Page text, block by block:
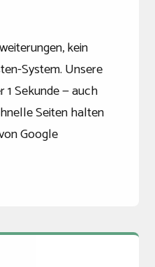
kein
System. Unsere
1 Sekunde — auch
Seiten halten
Google